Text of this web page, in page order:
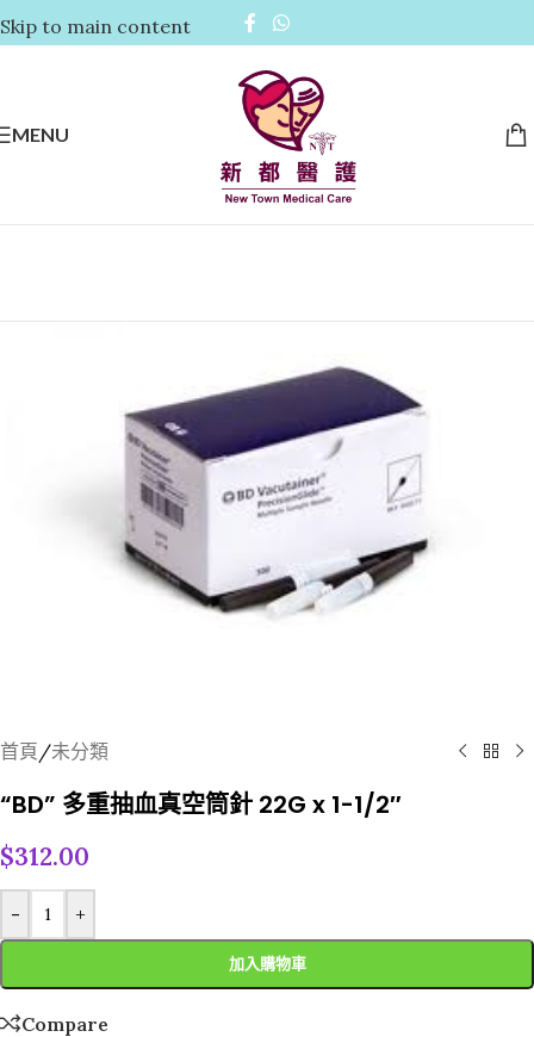
Skip to main content
MENU
首頁/未分類
“BD” 多重抽血真空筒針 22G x 1-1/2″
$312.00
- +
加入購物車
Compare